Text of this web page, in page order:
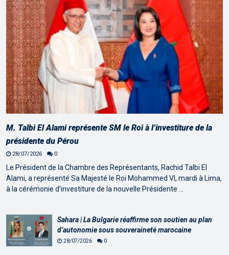
M. Talbi El Alami représente SM le Roi à l’investiture de la
présidente du Pérou
28/07/2026 0
Le Président de la Chambre des Représentants, Rachid Talbi El
Alami, a représenté Sa Majesté le Roi Mohammed VI, mardi à Lima,
à la cérémonie d’investiture de la nouvelle Présidente …
Sahara | La Bulgarie réaffirme son soutien au plan
d’autonomie sous souveraineté marocaine
28/07/2026 0